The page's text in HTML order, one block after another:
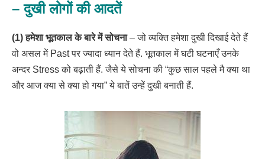
– दुखी लोगों की आदतें
(1) हमेशा भूतकाल के बारे में सोचना– जो व्यक्ति हमेशा दुखी दिखाई देते हैं
वो असल में Past पर ज्यादा ध्यान देते हैं. भूतकाल में घटी घटनाएँ उनके
अन्दर Stress को बढ़ाती हैं. जैसे ये सोचना की “कुछ साल पहले मै क्या था
और आज क्या से क्या हो गया” ये बातें उन्हें दुखी बनाती हैं.